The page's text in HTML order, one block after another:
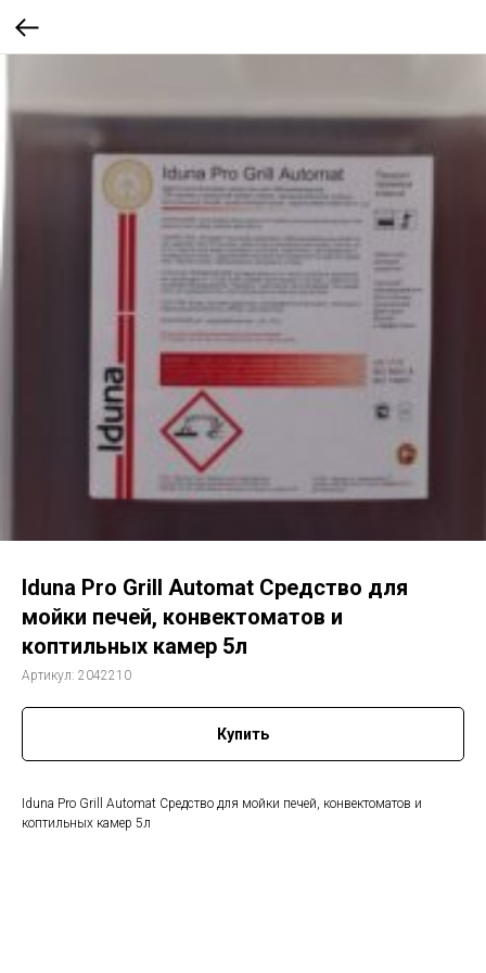
Iduna Pro Grill Automat Средство для
мойки печей, конвектоматов и
коптильных камер 5л
Артикул: 2042210
Купить
Iduna Pro Grill Automat Средство для мойки печей, конвектоматов и
коптильных камер 5л